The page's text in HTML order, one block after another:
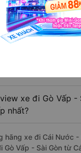
xe có giờ xuất phát
xe đi Gò Vấp -
xe có giờ xuất phát
xe đi Gò Vấp
nhất?
hãng xe đi Cái Nước
Gò Vấp - Sài Gòn từ